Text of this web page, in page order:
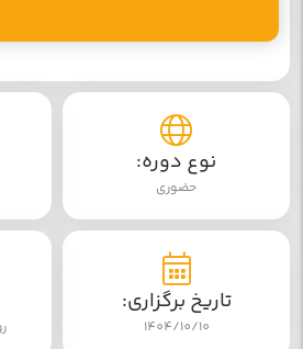
نوع دوره:
حضوری
تاریخ برگزاری:
1404/10/10